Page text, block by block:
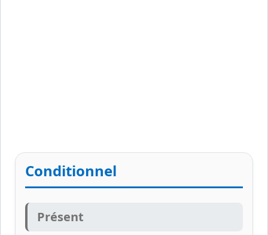
Conditionnel
Présent